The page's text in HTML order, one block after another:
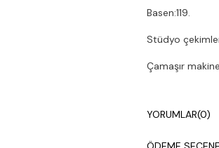
Basen:119.
Stüdyo
Çamaşır
YORUMLAR(0)